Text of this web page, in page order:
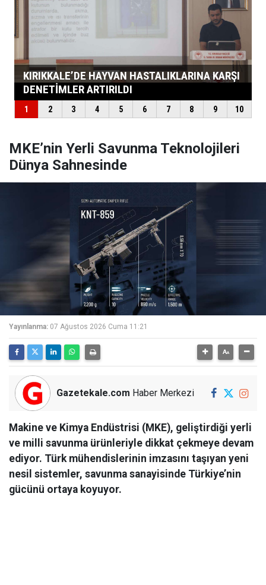
MKE’nin Yerli Savunma Teknolojileri
Dünya Sahnesinde
Yayınlanma: 07 Ağustos 2026 Cuma 11:21
Gazetekale.com Haber Merkezi
Makine ve Kimya Endüstrisi (MKE), geliştirdiği yerli
ve milli savunma ürünleriyle dikkat çekmeye devam
ediyor. Türk mühendislerinin imzasını taşıyan yeni
nesil sistemler, savunma sanayisinde Türkiye’nin
gücünü ortaya koyuyor.